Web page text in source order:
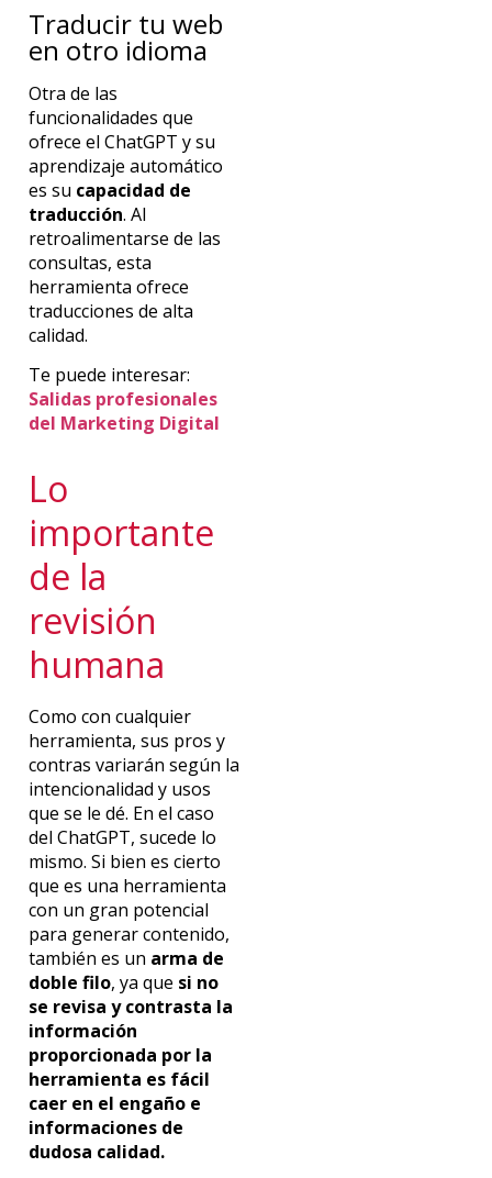
Traducir tu web
en otro idioma
Otra de las
funcionalidades que
ofrece el ChatGPT y su
aprendizaje automático
es su capacidad de
traducción. Al
retroalimentarse de las
consultas, esta
herramienta ofrece
traducciones de alta
calidad.
Te puede interesar:
Salidas profesionales
del Marketing Digital
Lo
importante
de la
revisión
humana
Como con cualquier
herramienta, sus pros y
contras variarán según la
intencionalidad y usos
que se le dé. En el caso
del ChatGPT, sucede lo
mismo. Si bien es cierto
que es una herramienta
con un gran potencial
para generar contenido,
también es un arma de
doble filo, ya que si no
se revisa y contrasta la
información
proporcionada por la
herramienta es fácil
caer en el engaño e
informaciones de
dudosa calidad.